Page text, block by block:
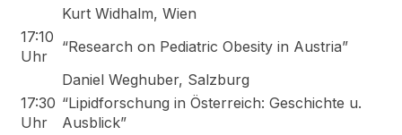
Kurt Widhalm, Wien
17:10
Uhr
“Research on Pediatric Obesity in Austria”
Daniel Weghuber, Salzburg
17:30
Uhr
“Lipidforschung in Österreich: Geschichte u.
Ausblick”